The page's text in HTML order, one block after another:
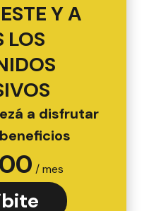
Y A
LOS
a disfrutar
/ mes